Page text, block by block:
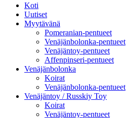
Koti
Uutiset
Myytävänä
Pomeranian-pentueet
Venäjänbolonka-pentueet
Venäjäntoy-pentueet
Affenpinseri-pentueet
Venäjänbolonka
Koirat
Venäjänbolonka-pentueet
Venäjäntoy / Russkiy Toy
Koirat
Venäjäntoy-pentueet